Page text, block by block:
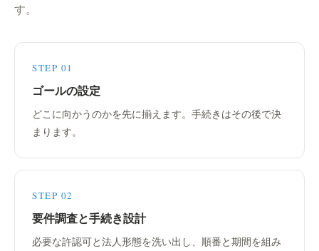
す。
STEP 01
ゴールの設定
どこに向かうのかを先に揃えます。手続きはその後で決
まります。
STEP 02
要件調査と手続き設計
必要な許認可と法人形態を洗い出し、順番と期間を組み